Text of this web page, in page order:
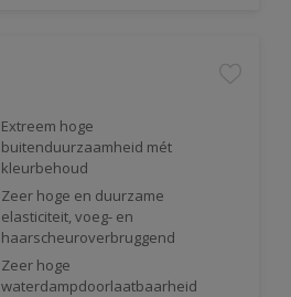
Extreem hoge
buitenduurzaamheid mét
kleurbehoud
Zeer hoge en duurzame
elasticiteit, voeg- en
haarscheuroverbruggend
Zeer hoge
waterdampdoorlaatbaarheid